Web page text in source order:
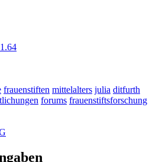
frauenstiften mittelalters julia ditfurth
forums frauenstiftsforschung